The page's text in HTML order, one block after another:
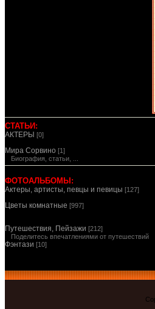
СТАТЬИ:
АКТЕРЫ [0]
Мира Сорвино [1]
Биография, статьи, ...
ФОТОАЛЬБОМЫ:
Актеры, артисты, певцы и певицы [127]
Цветы комнатные [997]
Путешествия, Пейзажи [212]
Поделитесь впечатлениями от путешествий
Фэнтази [10]